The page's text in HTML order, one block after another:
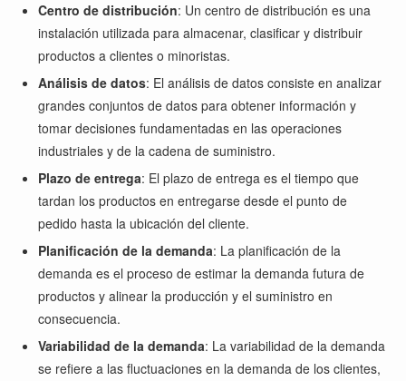
Centro de distribución: Un centro de distribución es una
instalación utilizada para almacenar, clasificar y distribuir
productos a clientes o minoristas.
Análisis de datos: El análisis de datos consiste en analizar
grandes conjuntos de datos para obtener información y
tomar decisiones fundamentadas en las operaciones
industriales y de la cadena de suministro.
Plazo de entrega: El plazo de entrega es el tiempo que
tardan los productos en entregarse desde el punto de
pedido hasta la ubicación del cliente.
Planificación de la demanda: La planificación de la
demanda es el proceso de estimar la demanda futura de
productos y alinear la producción y el suministro en
consecuencia.
Variabilidad de la demanda: La variabilidad de la demanda
se refiere a las fluctuaciones en la demanda de los clientes,